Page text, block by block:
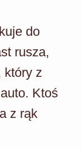
do
rusza,
który z
Ktoś
z rąk